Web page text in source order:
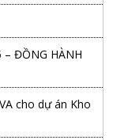
– ĐỒNG HÀNH
cho dự án Kho